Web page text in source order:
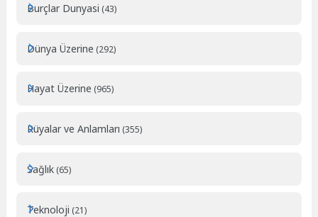
Burçlar Dunyasi (43)
Dünya Üzerine (292)
Hayat Üzerine (965)
Rüyalar ve Anlamları (355)
Sağlık (65)
Teknoloji (21)